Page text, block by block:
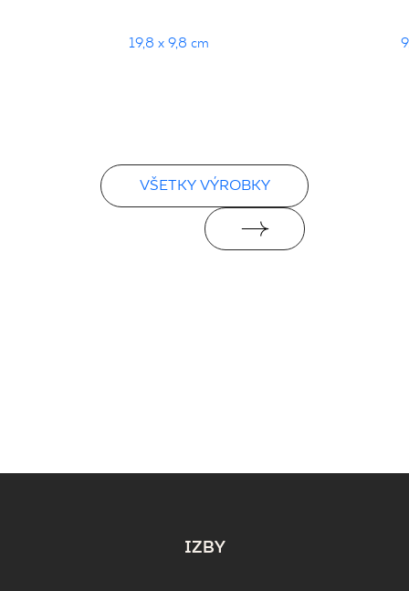
19,8 x 9,8 cm
VŠETKY VÝROBKY
IZBY